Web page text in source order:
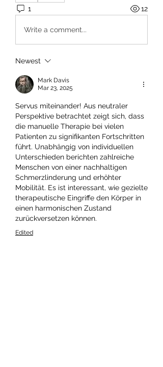
1 12
Write a comment...
Newest
Mark Davis
Mar 23, 2025
Servus miteinander! Aus neutraler
Perspektive betrachtet zeigt sich, dass
die manuelle Therapie bei vielen
Patienten zu signifikanten Fortschritten
führt. Unabhängig von individuellen
Unterschieden berichten zahlreiche
Menschen von einer nachhaltigen
Schmerzlinderung und erhöhter
Mobilität. Es ist interessant, wie gezielte
therapeutische Eingriffe den Körper in
einen harmonischen Zustand
zurückversetzen können.
Edited